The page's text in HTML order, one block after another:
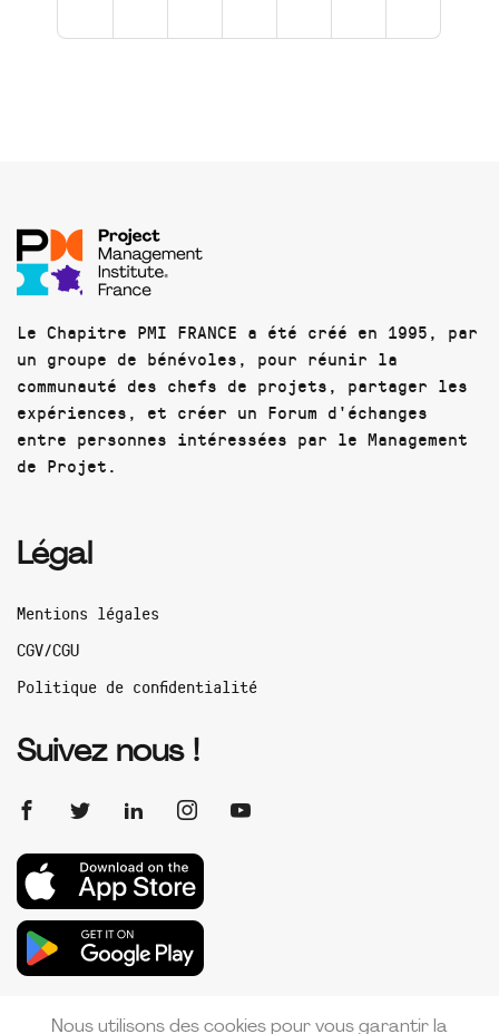
Le Chapitre PMI FRANCE a été créé en 1995, par
un groupe de bénévoles, pour réunir la
communauté des chefs de projets, partager les
expériences, et créer un Forum d'échanges
entre personnes intéressées par le Management
de Projet.
Légal
Mentions légales
CGV/CGU
Politique de confidentialité
Suivez nous !
Nous utilisons des cookies pour vous garantir la